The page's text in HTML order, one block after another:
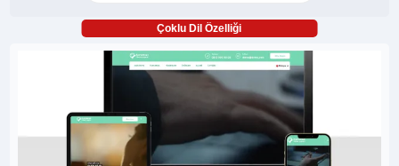
Çoklu Dil Özelliği